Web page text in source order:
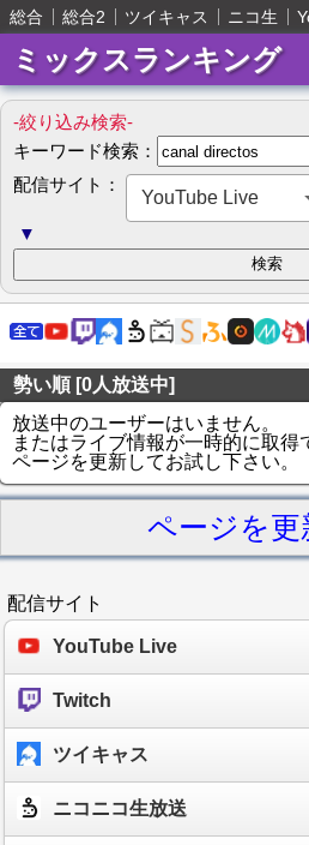
総合 総合2 ツイキャス ニコ生
ミックスランキング
-絞り込み検索-
キーワード検索：
配信サイト：
YouTube Live
▼
勢い順 [0人放送中]
放送中のユーザーはいません。
またはライブ情報が一時的に取得
ページを更新してお試し下さい。
ページを更
配信サイト
YouTube Live
Twitch
ツイキャス
ニコニコ生放送